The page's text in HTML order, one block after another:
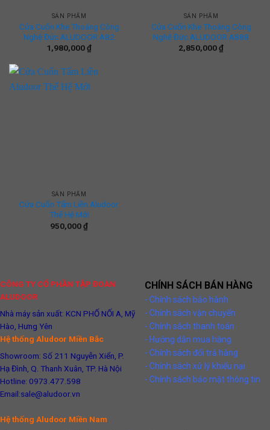
SẢN PHẨM
Cửa Cuốn Khe Thoáng Công
Nghệ Đức ALUDOOR A82
1,980,000₫
SẢN PHẨM
Cửa Cuốn Khe Thoáng Công
Nghệ Đức ALUDOOR A888
2,850,000₫
SẢN PHẨM
Cửa Cuốn Tấm Liền Aludoor
Thế Hệ Mới
950,000₫
CÔNG TY CỔ PHẦN TẬP ĐOÀN
ALUDOOR
Nhà máy sản xuất: KCN PHỐ NỐI A, Mỹ
Hào, Hưng Yên
Hệ thống Aludoor Miền Bắc
Showroom: Số 211 Nguyễn Xiển, P.
Hạ Đình, Q. Thanh Xuân, TP. Hà Nội
Hotline: 0973.477.598
Email:sale@aludoor.vn
Hệ thống Aludoor Miền Nam
CHÍNH SÁCH BÁN HÀNG
- Chính sách bảo hành
- Chính sách vận chuyển
- Chính sách thanh toán
- Hướng dẫn mua hàng
- Chính sách đổi trả hàng
- Chính sách xử lý khiếu nại
- Chính sách bảo mật thông tin